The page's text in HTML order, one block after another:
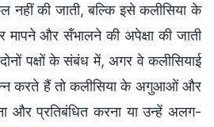
नहीं की जाती, बल्कि इसे कलीसिया के
मापने और सँभालने की अपेक्षा की जाती
पक्षों के संबंध में, अगर वे कलीसियाई
करते हैं तो कलीसिया के अगुआओं और
और प्रतिबंधित करना या उन्हें अलग-